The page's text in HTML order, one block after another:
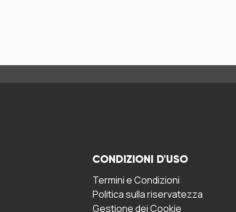
CONDIZIONI D'USO
Termini e Condizioni
Politica sulla riservatezza
Gestione dei Cookie